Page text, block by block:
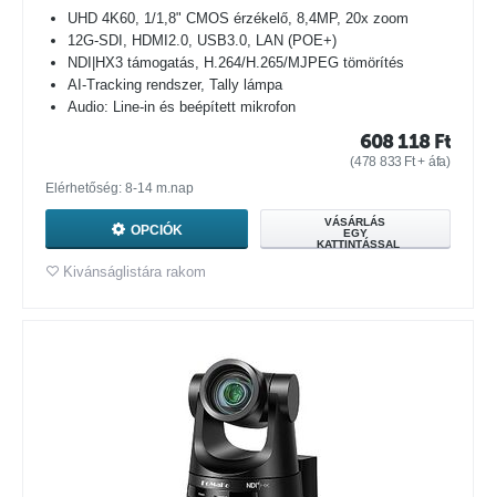
UHD 4K60, 1/1,8" CMOS érzékelő, 8,4MP, 20x zoom
12G-SDI, HDMI2.0, USB3.0, LAN (POE+)
NDI|HX3 támogatás, H.264/H.265/MJPEG tömörítés
AI-Tracking rendszer, Tally lámpa
Audio: Line-in és beépített mikrofon
608 118 Ft
(478 833 Ft+ áfa)
Elérhetőség: 8-14 m.nap
OPCIÓK
VÁSÁRLÁS
EGY
KATTINTÁSSAL
Kivánságlistára rakom